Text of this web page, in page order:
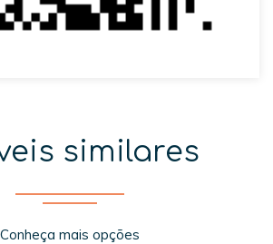
similares
Conheça mais opções